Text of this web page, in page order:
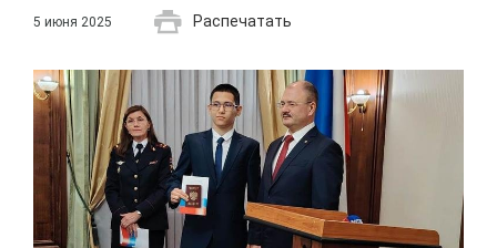
5 июня 2025 Распечатать